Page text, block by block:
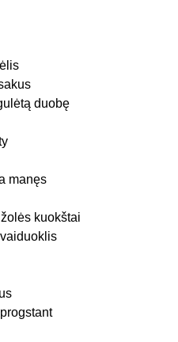
duobę
manęs
kuokštai